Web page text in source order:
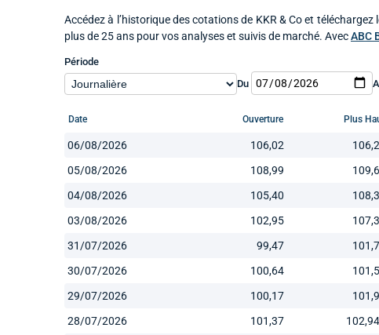
Accédez à l’historique des cotations de KKR & Co et
plus de 25 ans pour vos analyses et suivis de marché. AvecABC
Période
Du
Date Ouverture Plus
06/08/2026 106,02
05/08/2026
108,99
04/08/2026
105,40
03/08/2026
102,95
31/07/2026
99,47
30/07/2026
100,64
29/07/2026
100,17
28/07/2026
101,37